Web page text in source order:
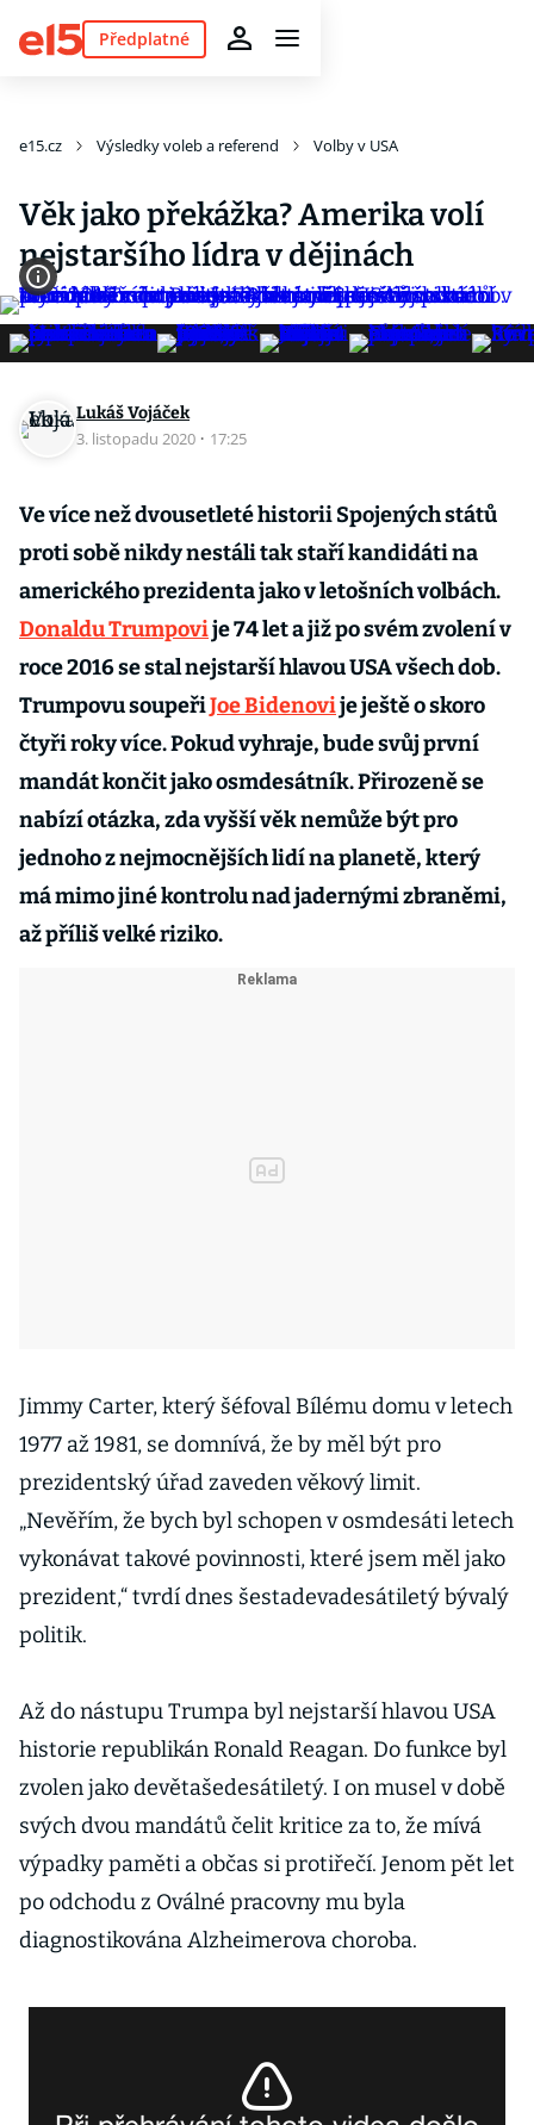
Předplatné
e15.cz Výsledky voleb a referend Volby v USA
Věk jako překážka? Amerika volí
nejstaršího lídra v dějinách
Lukáš Vojáček
3. listopadu 2020 · 17:25
Ve více než dvousetleté historii Spojených států
proti sobě nikdy nestáli tak staří kandidáti na
amerického prezidenta jako v letošních volbách.
Donaldu Trumpovije 74 let a již po svém zvolení v
roce 2016 se stal nejstarší hlavou USA všech dob.
Trumpovu soupeřiJoe Bidenovije ještě o skoro
čtyři roky více. Pokud vyhraje, bude svůj první
mandát končit jako osmdesátník. Přirozeně se
nabízí otázka, zda vyšší věk nemůže být pro
jednoho z nejmocnějších lidí na planetě, který
má mimo jiné kontrolu nad jadernými zbraněmi,
až příliš velké riziko.
Jimmy Carter, který šéfoval Bílému domu v letech
1977 až 1981, se domnívá, že by měl být pro
prezidentský úřad zaveden věkový limit.
„Nevěřím, že bych byl schopen v osmdesáti letech
vykonávat takové povinnosti, které jsem měl jako
prezident,“ tvrdí dnes šestadevadesátiletý bývalý
politik.
Až do nástupu Trumpa byl nejstarší hlavou USA
historie republikán Ronald Reagan. Do funkce byl
zvolen jako devětašedesátiletý. I on musel v době
svých dvou mandátů čelit kritice za to, že mívá
výpadky paměti a občas si protiřečí. Jenom pět let
po odchodu z Oválné pracovny mu byla
diagnostikována Alzheimerova choroba.